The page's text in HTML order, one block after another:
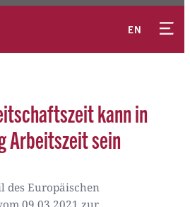
EN
kann in
Arbeitszeit sein
des Europäischen